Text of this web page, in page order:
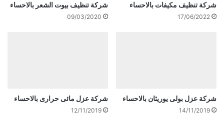
شركة تنظيف مكيفات بالاحساء
17/06/2022
شركة تنظيف بيوت الشعر بالاحساء
09/03/2020
شركة عزل بولى يوريثان بالاحساء
14/11/2019
شركة عزل مائى حرارى بالاحساء
12/11/2019